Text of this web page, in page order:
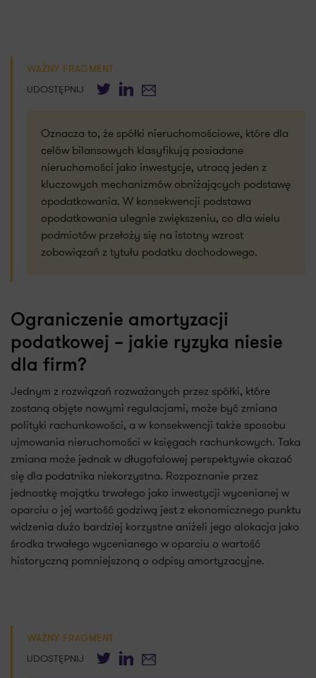
WAŻNY FRAGMENT
UDOSTĘPNIJ TwitterLinkedIn
E-mail
Oznacza to, że spółki nieruchomościowe, które dla
celów bilansowych klasyfikują posiadane
nieruchomości jako inwestycje, utracą jeden z
kluczowych mechanizmów obniżających podstawę
opodatkowania. W konsekwencji podstawa
opodatkowania ulegnie zwiększeniu, co dla wielu
podmiotów przełoży się na istotny wzrost
zobowiązań z tytułu podatku dochodowego.
Ograniczenie amortyzacji
podatkowej – jakie ryzyka niesie
dla firm?
Jednym z rozwiązań rozważanych przez spółki, które
zostaną objęte nowymi regulacjami, może być zmiana
polityki rachunkowości, a w konsekwencji także sposobu
ujmowania nieruchomości w księgach rachunkowych. Taka
zmiana może jednak w długofalowej perspektywie okazać
się dla podatnika niekorzystna. Rozpoznanie przez
jednostkę majątku trwałego jako inwestycji wycenianej w
oparciu o jej wartość godziwą jest z ekonomicznego punktu
widzenia dużo bardziej korzystne aniżeli jego alokacja jako
środka trwałego wycenianego w oparciu o wartość
historyczną pomniejszoną o odpisy amortyzacyjne.
WAŻNY FRAGMENT
UDOSTĘPNIJ TwitterLinkedIn
E-mail